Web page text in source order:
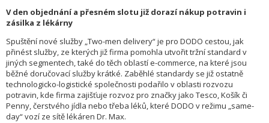
V den objednání a přesném slotu již dorazí nákup potravin i
zásilka z lékárny
Spuštění nové služby „Two-men delivery“ je pro DODO cestou, jak
přinést služby, ze kterých již firma pomohla utvořit tržní standard v
jiných segmentech, také do těch oblastí e-commerce, na které jsou
běžné doručovací služby krátké. Zaběhlé standardy se již ostatně
technologicko-logistické společnosti podařilo v oblasti rozvozu
potravin, kde firma zajišťuje rozvoz pro značky jako Tesco, Košík či
Penny, čerstvého jídla nebo třeba léků, které DODO v režimu „same-
day“ vozí ze sítě lékáren Dr. Max.